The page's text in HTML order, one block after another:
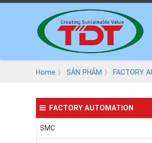
Home 〉 SẢN PHẢM 〉 FACTORY
FACTORY AUTOMATION
SMC